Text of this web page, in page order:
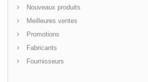
Nouveaux produits
Meilleures ventes
Promotions
Fabricants
Fournisseurs